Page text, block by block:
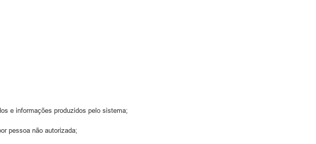
e informações produzidos pelo sistema;
pessoa não autorizada;